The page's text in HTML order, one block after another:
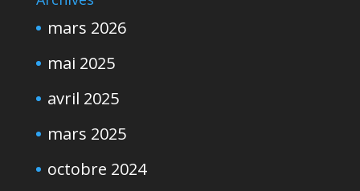
mars 2026
mai 2025
avril 2025
mars 2025
octobre 2024